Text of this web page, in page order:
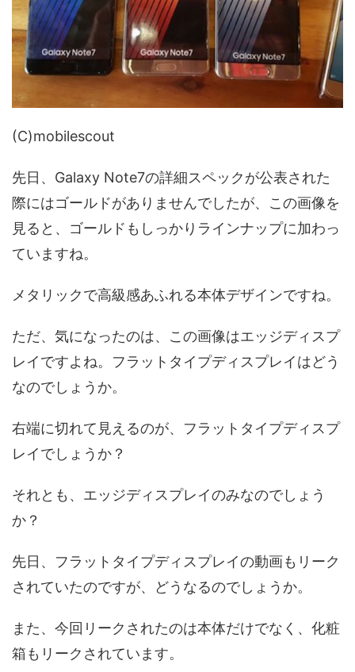
(C)mobilescout
先日、Galaxy Note7の詳細スペックが公表された
際にはゴールドがありませんでしたが、この画像を
見ると、ゴールドもしっかりラインナップに加わっ
ていますね。
メタリックで高級感あふれる本体デザインですね。
ただ、気になったのは、この画像はエッジディスプ
レイですよね。フラットタイプディスプレイはどう
なのでしょうか。
右端に切れて見えるのが、フラットタイプディスプ
レイでしょうか？
それとも、エッジディスプレイのみなのでしょう
か？
先日、フラットタイプディスプレイの動画もリーク
されていたのですが、どうなるのでしょうか。
また、今回リークされたのは本体だけでなく、化粧
箱もリークされています。